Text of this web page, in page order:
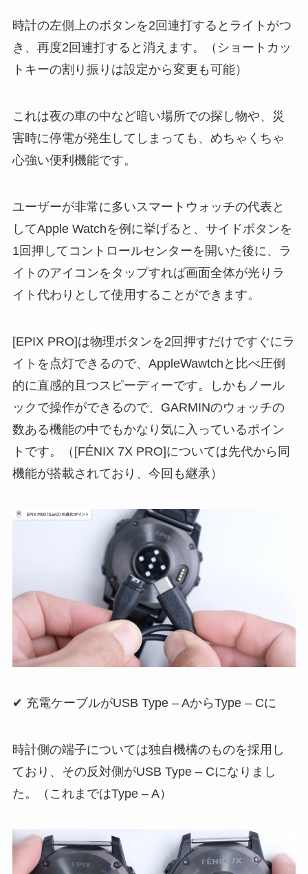
時計の左側上のボタンを2回連打するとライトがつ
き、再度2回連打すると消えます。（ショートカッ
トキーの割り振りは設定から変更も可能）
これは夜の車の中など暗い場所での探し物や、災
害時に停電が発生してしまっても、めちゃくちゃ
心強い便利機能です。
ユーザーが非常に多いスマートウォッチの代表と
してApple Watchを例に挙げると、サイドボタンを
1回押してコントロールセンターを開いた後に、ラ
イトのアイコンをタップすれば画面全体が光りラ
イト代わりとして使用することができます。
[EPIX PRO]は物理ボタンを2回押すだけですぐにラ
イトを点灯できるので、AppleWawtchと比べ圧倒
的に直感的且つスピーディーです。しかもノール
ックで操作ができるので、GARMINのウォッチの
数ある機能の中でもかなり気に入っているポイン
トです。（[FÉNIX 7X PRO]については先代から同
機能が搭載されており、今回も継承）
✔︎ 充電ケーブルがUSB Type – AからType – Cに
時計側の端子については独自機構のものを採用し
ており、その反対側がUSB Type – Cになりまし
た。（これまではType – A）